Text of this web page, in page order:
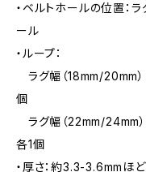
・ベルトホールの位置：
ール
・ループ：
ラグ幅（18mm/20mm）
個
ラグ幅（22mm/24mm）
各1個
・厚さ：約3.3-3.6mmほど